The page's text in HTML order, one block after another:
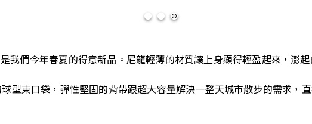
我們今年春夏的得意新品。尼龍輕薄的材質讓上身顯得輕盈起來，澎
型束口袋，彈性堅固的背帶跟超大容量解決一整天城市散步的需求，